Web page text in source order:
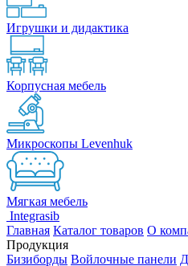
Игрушки и дидактика
Корпусная мебель
Микроскопы Levenhuk
Мягкая мебель
Integrasib
Главная Каталог товаров О
Продукция
Бизиборды Войлочные панели